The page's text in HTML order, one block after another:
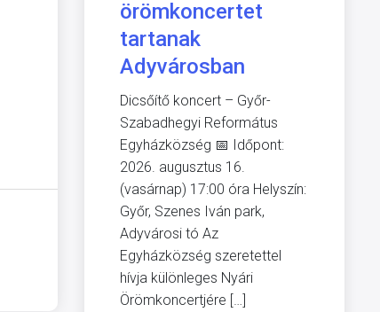
örömkoncertet
tartanak
Adyvárosban
Dicsőítő koncert – Győr-
Szabadhegyi Református
Egyházközség 📅 Időpont:
2026. augusztus 16.
(vasárnap) 17:00 óra Helyszín:
Győr, Szenes Iván park,
Adyvárosi tó Az
Egyházközség szeretettel
hívja különleges Nyári
Örömkoncertjére […]